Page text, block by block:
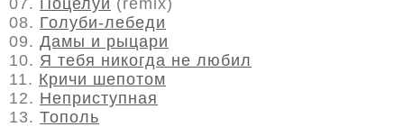
07. Поцелуй (remix)
08. Голуби-лебеди
09. Дамы и рыцари
10. Я тебя никогда не любил
11. Кричи шепотом
12. Неприступная
13. Тополь